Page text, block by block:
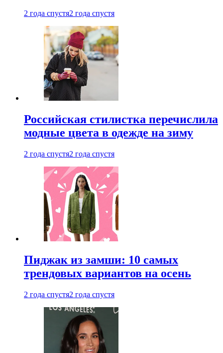
2 года спустя2 года спустя
Российская стилистка перечислила
модные цвета в одежде на зиму
2 года спустя2 года спустя
Пиджак из замши: 10 самых
трендовых вариантов на осень
2 года спустя2 года спустя